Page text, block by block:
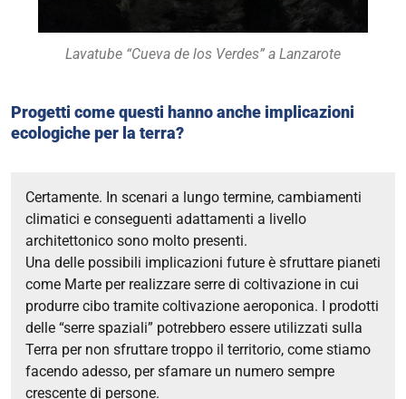
Lavatube “Cueva de los Verdes” a Lanzarote
Progetti come questi hanno anche implicazioni
ecologiche per la terra?
Certamente. In scenari a lungo termine, cambiamenti
climatici e conseguenti adattamenti a livello
architettonico sono molto presenti.
Una delle possibili implicazioni future è sfruttare pianeti
come Marte per realizzare serre di coltivazione in cui
produrre cibo tramite coltivazione aeroponica.
I prodotti
delle “serre spaziali” potrebbero essere utilizzati sulla
Terra per non sfruttare troppo il territorio, come stiamo
facendo adesso, per sfamare un numero sempre
crescente di persone.